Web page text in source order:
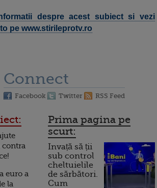
despre acest subiect si vezi
pe www.stirileprotv.ro
Connect
Facebook Twitter RSS Feed
contra
euro a
la
Prima pagina pe
scurt:
Invață să ții
sub control
cheltuielile
de sărbători.
Cum